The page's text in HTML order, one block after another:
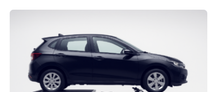
die Zahl der Verkehrstoten sogar um 35 Prozent. Die
Studie ist in der Zeitschrift Transportation Research
Part A: Policy and Practice vom 5. August 2025 online
veröffentlicht. Die deutschen Autobahnen sind…